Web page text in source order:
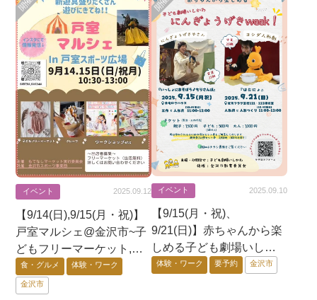
イベント 2025.09.12
【9/14(日),9/15(月・祝)】
戸室マルシェ@金沢市~子
どもフリーマーケット,ワ
ークショップ等~
食・グルメ 体験・ワーク
金沢市
イベント 2025.09.10
【9/15(月・祝)、
9/21(日)】赤ちゃんから楽
しめる子ども劇場いしか
わにんぎょうげきweek！
体験・ワーク 要予約 金沢市